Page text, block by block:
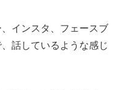
インスタ、フェースブ
話しているような感じ